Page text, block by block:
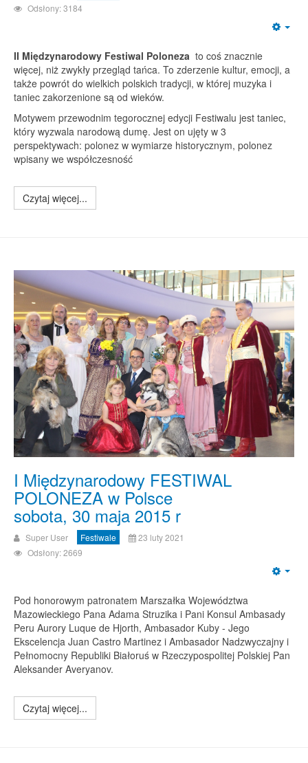
Odsłony: 3184
II Międzynarodowy Festiwal Poloneza to coś znacznie
więcej, niż zwykły przegląd tańca. To zderzenie kultur, emocji, a
także powrót do wielkich polskich tradycji, w której muzyka i
taniec zakorzenione są od wieków.
Motywem przewodnim tegorocznej edycji Festiwalu jest taniec,
który wyzwala narodową dumę. Jest on ujęty w 3
perspektywach: polonez w wymiarze historycznym, polonez
wpisany we współczesność
Czytaj więcej...
I Międzynarodowy FESTIWAL
POLONEZA w Polsce
sobota, 30 maja 2015 r
Super User Festiwale
23 luty 2021
Odsłony: 2669
Pod honorowym patronatem Marszałka Województwa
Mazowieckiego Pana Adama Struzika i Pani Konsul Ambasady
Peru Aurory Luque de Hjorth, Ambasador Kuby - Jego
Ekscelencja Juan Castro Martinez i Ambasador Nadzwyczajny i
Pełnomocny Republiki Białoruś w Rzeczypospolitej Polskiej Pan
Aleksander Averyanov.
Czytaj więcej...